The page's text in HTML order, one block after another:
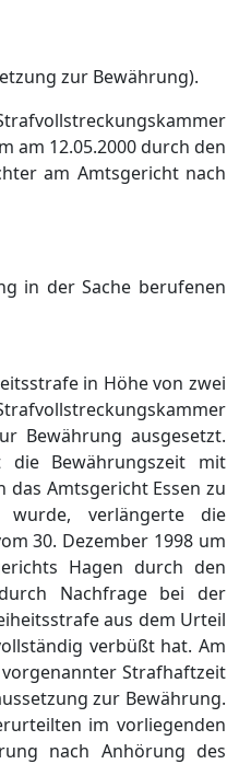
zur Bewährung).
am 12.05.2000 durch den
am Amtsgericht nach
in der Sache berufenen
in Höhe von zwei
Bewährung ausgesetzt.
die Bewährungszeit mit
das Amtsgericht Essen zu
wurde, verlängerte die
30. Dezember 1998 um
Hagen durch den
Nachfrage bei der
aus dem Urteil
verbüßt hat. Am
Strafhaftzeit
zur Bewährung.
im vorliegenden
nach Anhörung des